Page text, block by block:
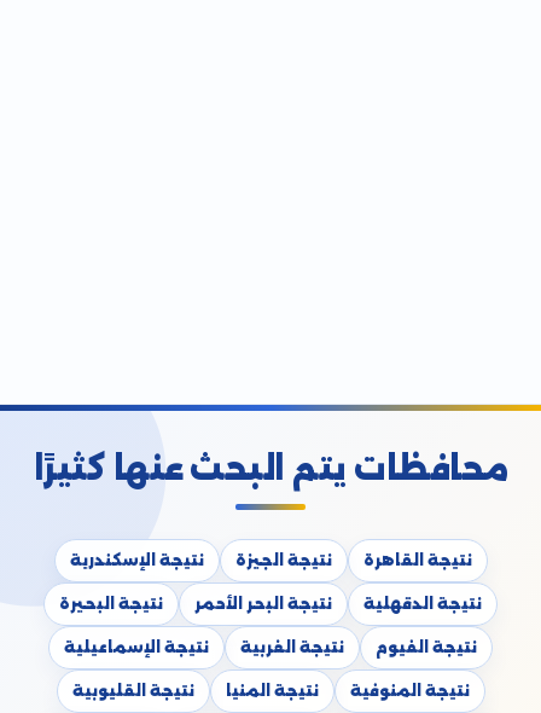
محافظات يتم البحث عنها كثيرًا
نتيجة القاهرة نتيجة الجيزة نتيجة الإسكندرية
نتيجة الدقهلية نتيجة البحر الأحمر نتيجة البحيرة
نتيجة الفيوم نتيجة الغربية نتيجة الإسماعيلية
نتيجة المنوفية نتيجة المنيا نتيجة القليوبية